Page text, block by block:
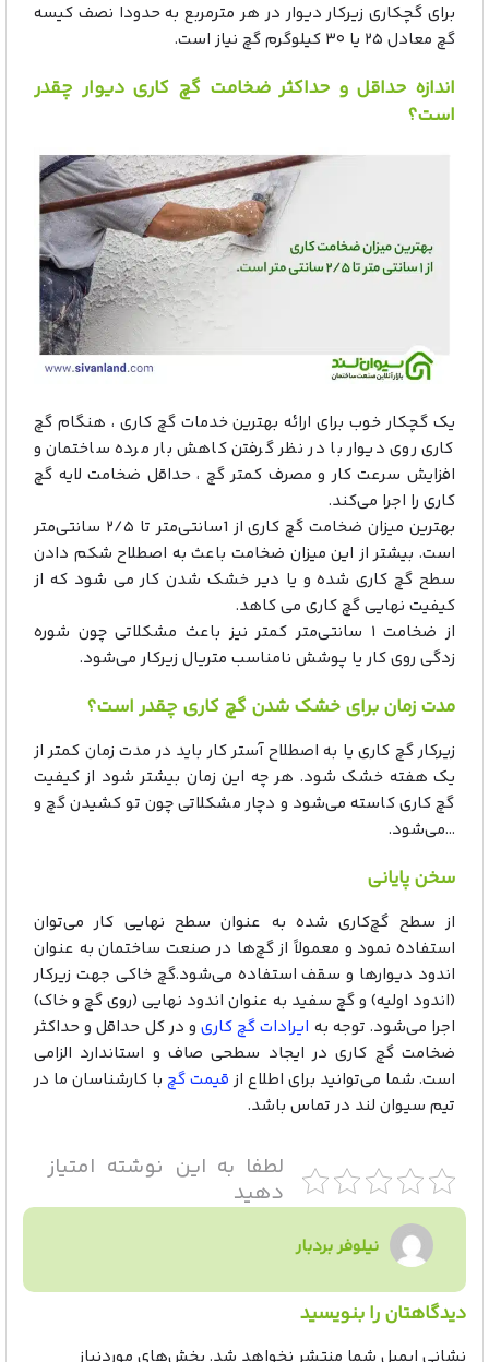
برای گچکاری زیرکار دیوار در هر مترمربع به حدودا نصف کیسه
گچ معادل ۲۵ یا ۳۰ کیلوگرم گچ نیاز است.
اندازه حداقل و حداکثر ضخامت گچ کاری دیوار چقدر
است؟
یک گچکار خوب برای ارائه بهترین خدمات گچ کاری ، هنگام گچ
کاری روی دیوار با در نظر گرفتن کاهش بار مرده ساختمان و
افزایش سرعت کار و مصرف کمتر گچ ، حداقل ضخامت لایه گچ
کاری را اجرا می‌کند.
بهترین میزان ضخامت گچ کاری از 1سانتی‌متر تا ۲/۵ سانتی‌متر
است. بیشتر از این میزان ضخامت باعث به اصطلاح شکم دادن
سطح گچ کاری شده و یا دیر خشک شدن کار می شود که از
کیفیت نهایی گچ کاری می کاهد.
از ضخامت ۱ سانتی‌متر کمتر نیز باعث مشکلاتی چون شوره
زدگی روی کار یا پوشش نامناسب متریال زیرکار می‌شود.
مدت زمان برای خشک شدن گچ کاری چقدر است؟
زیرکار گچ کاری یا به اصطلاح آستر کار باید در مدت زمان کمتر از
یک هفته خشک شود. هر چه این زمان بیشتر شود از کیفیت
گچ کاری کاسته می‌شود و دچار مشکلاتی چون تو کشیدن گچ و
…می‌شود.
سخن پایانی
از سطح گچ‌کاری شده به عنوان سطح نهایی کار می‌توان
استفاده نمود و معمولاً از گچ‌ها در صنعت ساختمان به عنوان
اندود دیوارها و سقف استفاده می‌شود.گچ خاکی جهت زیرکار
(اندود اولیه) و گچ سفید به عنوان اندود نهایی (روی گچ و خاک)
اجرا می‌شود. توجه به ایرادات گچ کاری و در کل حداقل و حداکثر
ضخامت گچ کاری در ایجاد سطحی صاف و استاندارد الزامی
است. شما می‌توانید برای اطلاع ازقیمت گچ با کارشناسان ما در
تیم سیوان لند در تماس باشد.
لطفا به این نوشته امتیاز
دهید
نیلوفر بردبار
دیدگاهتان را بنویسید